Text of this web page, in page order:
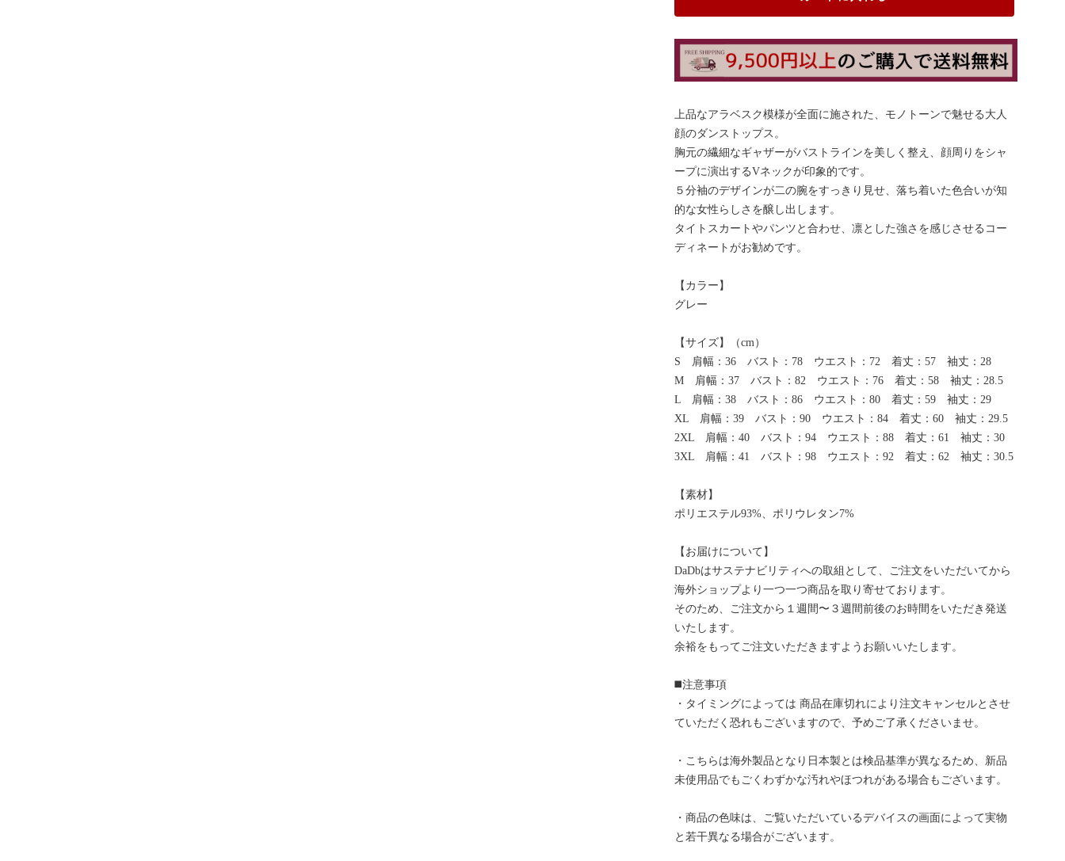
上品なアラベスク模様が全面に施された、モノトーンで魅せる大人
顔のダンストップス。
胸元の繊細なギャザーがバストラインを美しく整え、顔周りをシャ
ープに演出するVネックが印象的です。
５分袖のデザインが二の腕をすっきり見せ、落ち着いた色合いが知
的な女性らしさを醸し出します。
タイトスカートやパンツと合わせ、凛とした強さを感じさせるコー
ディネートがお勧めです。
【カラー】
グレー
【サイズ】（cm）
S 肩幅：36 バスト：78 ウエスト：72 着丈：57 袖丈：28
M 肩幅：37 バスト：82 ウエスト：76 着丈：58 袖丈：28.5
L 肩幅：38 バスト：86 ウエスト：80 着丈：59 袖丈：29
XL 肩幅：39 バスト：90 ウエスト：84 着丈：60 袖丈：29.5
2XL 肩幅：40 バスト：94 ウエスト：88 着丈：61 袖丈：30
3XL 肩幅：41 バスト：98 ウエスト：92 着丈：62 袖丈：30.5
【素材】
ポリエステル93%、ポリウレタン7%
【お届けについて】
DaDbはサステナビリティへの取組として、ご注文をいただいてから
海外ショップより一つ一つ商品を取り寄せております。
そのため、ご注文から１週間〜３週間前後のお時間をいただき発送
いたします。
余裕をもってご注文いただきますようお願いいたします。
◼️注意事項
・タイミングによっては 商品在庫切れにより注文キャンセルとさせ
ていただく恐れもございますので、予めご了承くださいませ。
・こちらは海外製品となり日本製とは検品基準が異なるため、新品
未使用品でもごくわずかな汚れやほつれがある場合もございます。
・商品の色味は、ご覧いただいているデバイスの画面によって実物
と若干異なる場合がございます。